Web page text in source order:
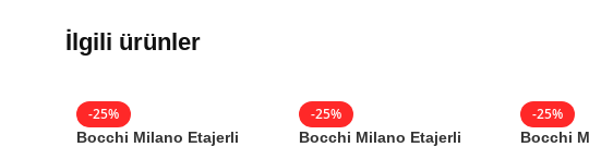
Boy 710 mm
Ağırlık 23,71 Kg
İlgili ürünler
-25%
Bocchi Milano Etajerli
-25%
Bocchi Milano Etajerli
-25%
Bocchi